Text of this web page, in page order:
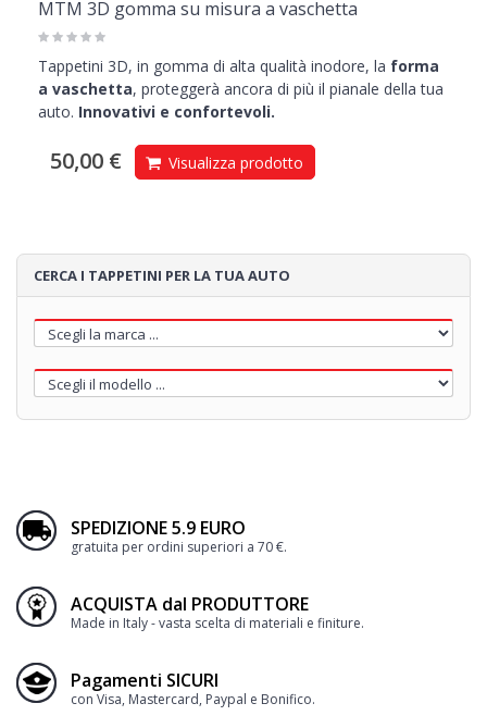
MTM 3D gomma su misura a vaschetta
Tappetini 3D, in gomma di alta qualità inodore, la forma
a vaschetta, proteggerà ancora di più il pianale della tua
auto. Innovativi e confortevoli.
50,00 € Visualizza prodotto
CERCA I TAPPETINI PER LA TUA AUTO
SPEDIZIONE 5.9 EURO
gratuita per ordini superiori a 70 €.
ACQUISTA dal PRODUTTORE
Made in Italy - vasta scelta di materiali e finiture.
Pagamenti SICURI
con Visa, Mastercard, Paypal e Bonifico.